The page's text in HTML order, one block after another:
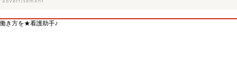
き方を★看護助手♪